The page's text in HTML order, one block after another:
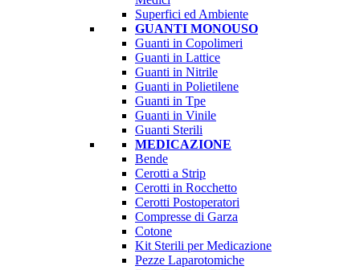
Superfici ed Ambiente
GUANTI MONOUSO
Guanti in Copolimeri
Guanti in Lattice
Guanti in Nitrile
Guanti in Polietilene
Guanti in Tpe
Guanti in Vinile
Guanti Sterili
MEDICAZIONE
Bende
Cerotti a Strip
Cerotti in Rocchetto
Cerotti Postoperatori
Compresse di Garza
Cotone
Kit Sterili per Medicazione
Pezze Laparotomiche